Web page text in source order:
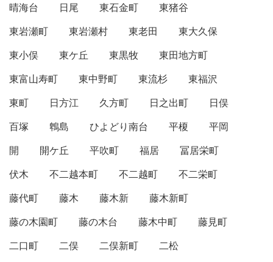
晴海台 日尾 東石金町
東猪谷
東岩瀬町
東岩瀬村 東老田
東大久保
東小俣
東ケ丘 東黒牧
東田地方町
東富山寿町
東中野町 東流杉
東福沢
東町
日方江 久方町 日之出町
日俣
百塚
鵯島 ひよどり南台 平榎
平岡
開
開ケ丘 平吹町 福居
冨居栄町
伏木
不二越本町 不二越町
不二栄町
藤代町
藤木 藤木新
藤木新町
藤の木園町
藤の木台 藤木中町
藤見町
二口町
二俣 二俣新町
二松